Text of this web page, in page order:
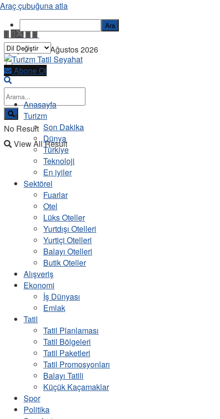
Perşembe, 6 Ağustos 2026
No Result
View All Result
Abone Ol
Anasayfa
Turizm
Son Dakika
Dünya
Türkiye
Teknoloji
En iyiler
Sektörel
Fuarlar
Otel
Lüks Oteller
Yurtdışı Otelleri
Yurtiçi Otelleri
Balayı Otelleri
Butik Oteller
Alışveriş
Ekonomi
İş Dünyası
Emlak
Tatil
Tatil Planlaması
Tatil Bölgeleri
Tatil Paketleri
Tatil Promosyonları
Balayı Tatili
Küçük Kaçamaklar
Spor
Politika
Araç çubuğuna atla
Ara